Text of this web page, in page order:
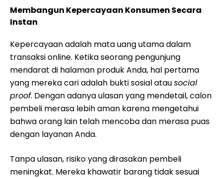
Membangun Kepercayaan Konsumen Secara
Instan
Kepercayaan adalah mata uang utama dalam
transaksi online. Ketika seorang pengunjung
mendarat di halaman produk Anda, hal pertama
yang mereka cari adalah bukti sosial atausocial
proof. Dengan adanya ulasan yang mendetail, calon
pembeli merasa lebih aman karena mengetahui
bahwa orang lain telah mencoba dan merasa puas
dengan layanan Anda.
Tanpa ulasan, risiko yang dirasakan pembeli
meningkat. Mereka khawatir barang tidak sesuai